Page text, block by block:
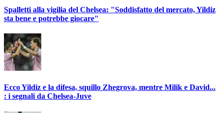
Spalletti alla vigilia del Chelsea: "Soddisfatto del mercato, Yildiz
sta bene e potrebbe giocare"
Ecco Yildiz e la difesa, squillo Zhegrova, mentre Milik e David...
: i segnali da Chelsea-Juve